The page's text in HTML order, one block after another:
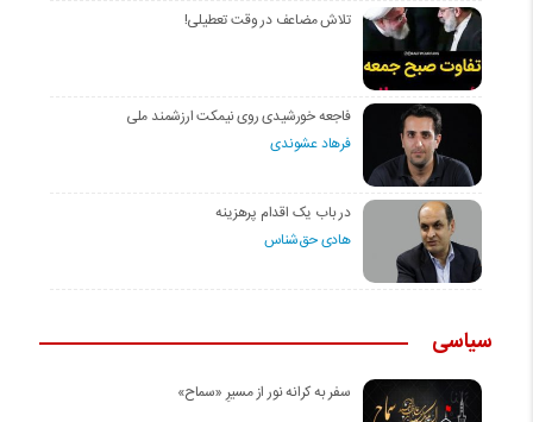
تلاش مضاعف در وقت تعطیلی!
فاجعه خورشیدی روی نیمکت ارزشمند ملی
فرهاد عشوندی
در باب یک اقدام پرهزینه
هادی حق‌شناس
سیاسی
سفر به کرانه‌ نور از مسیرِ «سماح»